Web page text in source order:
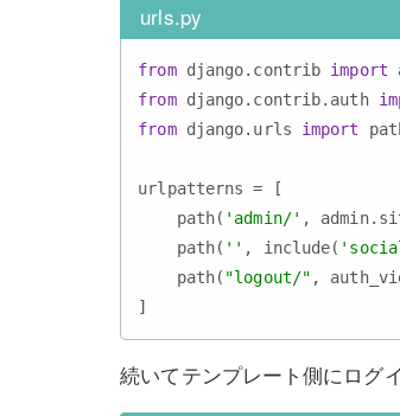
urls.py
from django.contrib import
from django.contrib.auth
from django.urls import
urlpatterns = [
    path(
'admin/' ,
    path(
'' , include(
    path(
"logout/" ,
続いてテンプレート側にログ